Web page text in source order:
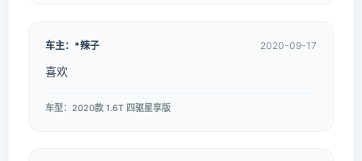
车主：*辣子 2020-09-17
喜欢
车型：2020款 1.6T 四驱星享版